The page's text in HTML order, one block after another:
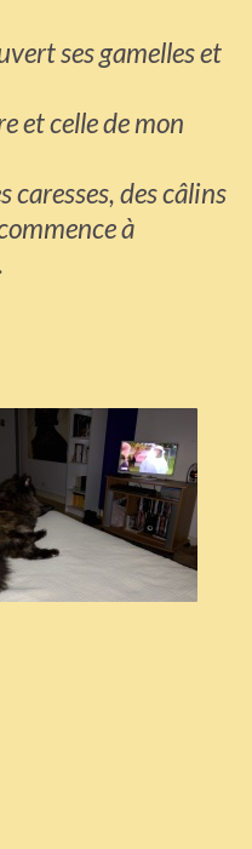
ses gamelles et
et celle de mon
caresses, des câlins
à